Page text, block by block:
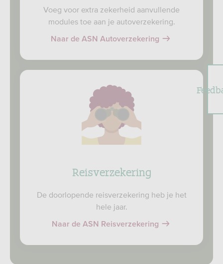
Voeg voor extra zekerheid aanvullende
modules toe aan je autoverzekering.
Naar de ASN Autoverzekering
Reisverzekering
De doorlopende reisverzekering heb je het
hele jaar.
Naar de ASN Reisverzekering